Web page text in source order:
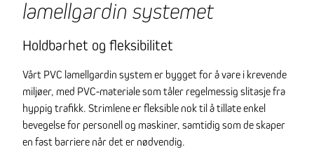
lamellgardin systemet
Holdbarhet og fleksibilitet
Vårt PVC lamellgardin system er bygget for å vare i krevende
miljøer, med PVC-materiale som tåler regelmessig slitasje fra
hyppig trafikk. Strimlene er fleksible nok til å tillate enkel
bevegelse for personell og maskiner, samtidig som de skaper
en fast barriere når det er nødvendig.